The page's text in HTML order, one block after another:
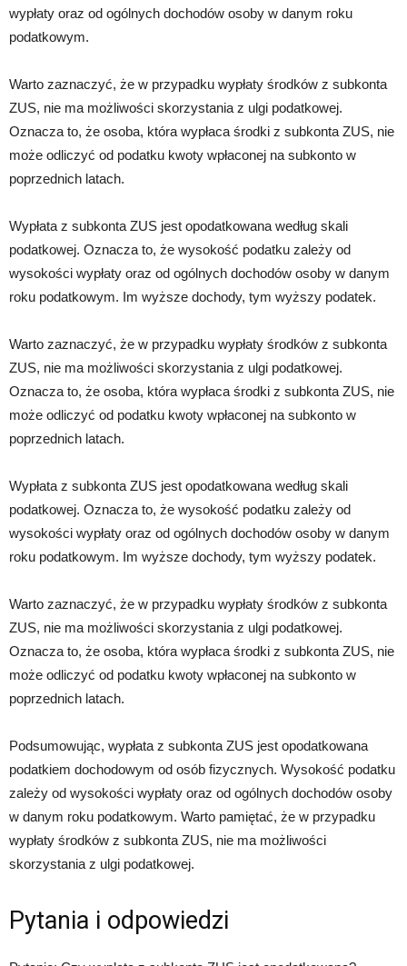
wypłaty oraz od ogólnych dochodów osoby w danym roku
podatkowym.
Warto zaznaczyć, że w przypadku wypłaty środków z subkonta
ZUS, nie ma możliwości skorzystania z ulgi podatkowej.
Oznacza to, że osoba, która wypłaca środki z subkonta ZUS, nie
może odliczyć od podatku kwoty wpłaconej na subkonto w
poprzednich latach.
Wypłata z subkonta ZUS jest opodatkowana według skali
podatkowej. Oznacza to, że wysokość podatku zależy od
wysokości wypłaty oraz od ogólnych dochodów osoby w danym
roku podatkowym. Im wyższe dochody, tym wyższy podatek.
Warto zaznaczyć, że w przypadku wypłaty środków z subkonta
ZUS, nie ma możliwości skorzystania z ulgi podatkowej.
Oznacza to, że osoba, która wypłaca środki z subkonta ZUS, nie
może odliczyć od podatku kwoty wpłaconej na subkonto w
poprzednich latach.
Wypłata z subkonta ZUS jest opodatkowana według skali
podatkowej. Oznacza to, że wysokość podatku zależy od
wysokości wypłaty oraz od ogólnych dochodów osoby w danym
roku podatkowym. Im wyższe dochody, tym wyższy podatek.
Warto zaznaczyć, że w przypadku wypłaty środków z subkonta
ZUS, nie ma możliwości skorzystania z ulgi podatkowej.
Oznacza to, że osoba, która wypłaca środki z subkonta ZUS, nie
może odliczyć od podatku kwoty wpłaconej na subkonto w
poprzednich latach.
Podsumowując, wypłata z subkonta ZUS jest opodatkowana
podatkiem dochodowym od osób fizycznych. Wysokość podatku
zależy od wysokości wypłaty oraz od ogólnych dochodów osoby
w danym roku podatkowym. Warto pamiętać, że w przypadku
wypłaty środków z subkonta ZUS, nie ma możliwości
skorzystania z ulgi podatkowej.
Pytania i odpowiedzi